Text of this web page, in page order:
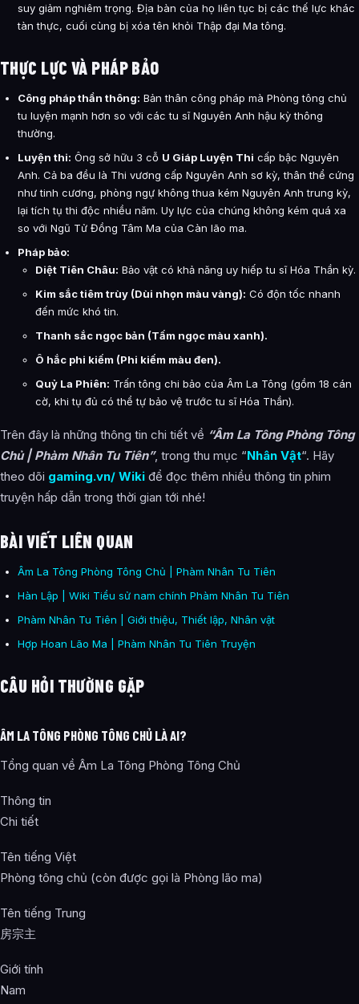
suy giảm nghiêm trọng. Địa bàn của họ liên tục bị các thế lực khác
tàn thực, cuối cùng bị xóa tên khỏi Thập đại Ma tông.
THỰC LỰC VÀ PHÁP BẢO
Công pháp thần thông: Bản thân công pháp mà Phòng tông chủ
tu luyện mạnh hơn so với các tu sĩ Nguyên Anh hậu kỳ thông
thường.
Luyện thi: Ông sở hữu 3 cỗ U Giáp Luyện Thi cấp bậc Nguyên
Anh. Cả ba đều là Thi vương cấp Nguyên Anh sơ kỳ, thân thể cứng
như tinh cương, phòng ngự không thua kém Nguyên Anh trung kỳ,
lại tích tụ thi độc nhiều năm. Uy lực của chúng không kém quá xa
so với Ngũ Tử Đồng Tâm Ma của Càn lão ma.
Pháp bảo:
Diệt Tiên Châu: Bảo vật có khả năng uy hiếp tu sĩ Hóa Thần kỳ.
Kim sắc tiêm trùy (Dùi nhọn màu vàng): Có độn tốc nhanh
đến mức khó tin.
Thanh sắc ngọc bản (Tấm ngọc màu xanh).
Ô hắc phi kiếm (Phi kiếm màu đen).
Quỷ La Phiên: Trấn tông chi bảo của Âm La Tông (gồm 18 cán
cờ, khi tụ đủ có thể tự bảo vệ trước tu sĩ Hóa Thần).
Trên đây là những thông tin chi tiết về “Âm La Tông Phòng Tông
Chủ | Phàm Nhân Tu Tiên”, trong thu mục “Nhân Vật“. Hãy
theo dõi gaming.vn/ Wiki để đọc thêm nhiều thông tin phim
truyện hấp dẫn trong thời gian tới nhé!
BÀI VIẾT LIÊN QUAN
Âm La Tông Phòng Tông Chủ | Phàm Nhân Tu Tiên
Hàn Lập | Wiki Tiểu sử nam chính Phàm Nhân Tu Tiên
Phàm Nhân Tu Tiên | Giới thiệu, Thiết lập, Nhân vật
Hợp Hoan Lão Ma | Phàm Nhân Tu Tiên Truyện
CÂU HỎI THƯỜNG GẶP
ÂM LA TÔNG PHÒNG TÔNG CHỦ LÀ AI?
Tổng quan về Âm La Tông Phòng Tông Chủ
Thông tin
Chi tiết
Tên tiếng Việt
Phòng tông chủ (còn được gọi là Phòng lão ma)
Tên tiếng Trung
房宗主
Giới tính
Nam